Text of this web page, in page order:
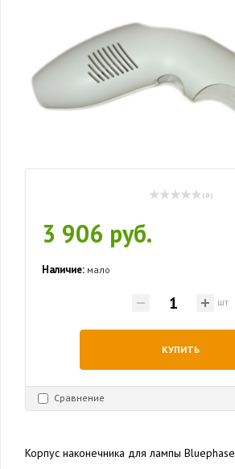
( 0 )
3 906 руб.
Наличие: мало
шт
КУПИТЬ
Сравнение
Корпус наконечника для лампы Bluephase